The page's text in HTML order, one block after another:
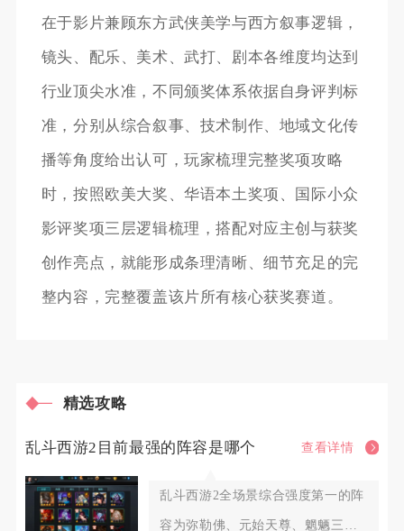
在于影片兼顾东方武侠美学与西方叙事逻辑，
镜头、配乐、美术、武打、剧本各维度均达到
行业顶尖水准，不同颁奖体系依据自身评判标
准，分别从综合叙事、技术制作、地域文化传
播等角度给出认可，玩家梳理完整奖项攻略
时，按照欧美大奖、华语本土奖项、国际小众
影评奖项三层逻辑梳理，搭配对应主创与获奖
创作亮点，就能形成条理清晰、细节充足的完
整内容，完整覆盖该片所有核心获奖赛道。
精选攻略
乱斗西游2目前最强的阵容是哪个 查看详情
乱斗西游2全场景综合强度第一的阵
容为弥勒佛、元始天尊、魍魉三英